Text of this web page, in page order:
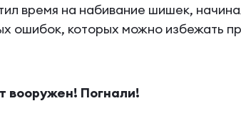
время на набивание шишек,
ошибок, которых можно избежать
вооружен! Погнали!